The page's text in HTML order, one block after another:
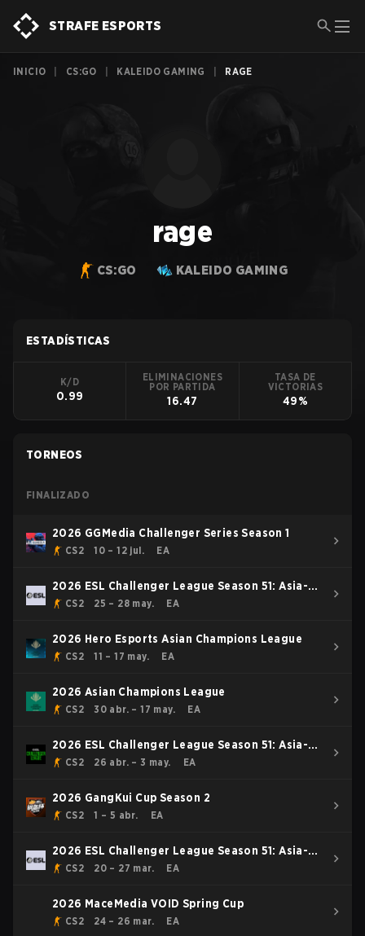
STRAFE ESPORTS
INICIO CS:GO KALEIDO GAMING RAGE
rage
CS:GO KALEIDO GAMING
ESTADÍSTICAS
K/D
0.99
ELIMINACIONES
POR PARTIDA
16.47
TASA DE
VICTORIAS
49%
TORNEOS
FINALIZADO
2026 GGMedia Challenger Series Season 1
CS2 10 – 12 jul. EA
2026 ESL Challenger League Season 51: Asia-
Pacific
CS2 25 – 28 may. EA
2026 Hero Esports Asian Champions League
CS2 11 – 17 may. EA
2026 Asian Champions League
CS2 30 abr. – 17 may. EA
2026 ESL Challenger League Season 51: Asia-
Pacific - Cup #4
CS2 26 abr. – 3 may. EA
2026 GangKui Cup Season 2
CS2 1 – 5 abr. EA
2026 ESL Challenger League Season 51: Asia-
Pacific - Cup #2
CS2 20 – 27 mar. EA
2026 MaceMedia VOID Spring Cup
CS2 24 – 26 mar. EA